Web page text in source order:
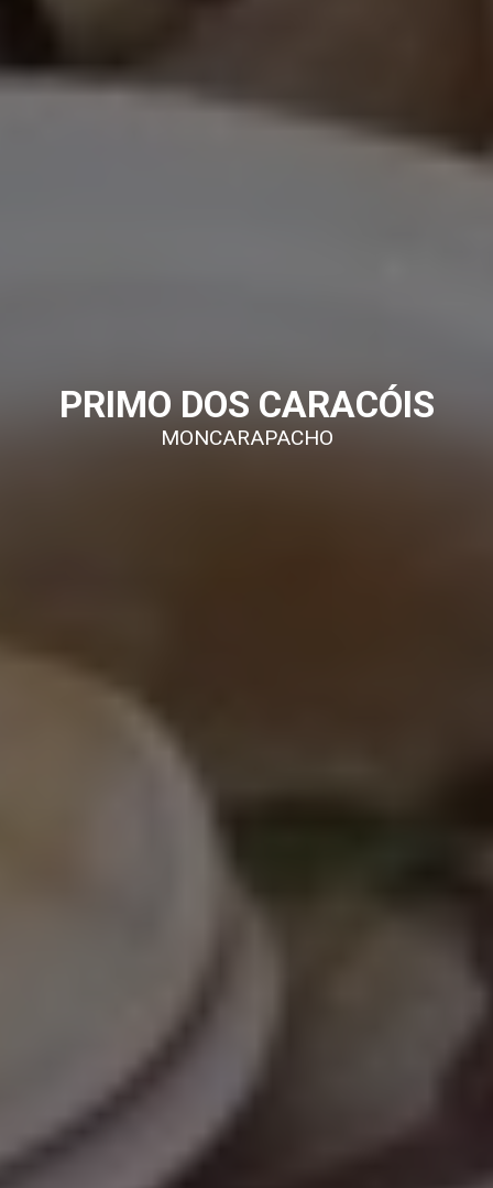
PRIMO DOS CARACÓIS
MONCARAPACHO